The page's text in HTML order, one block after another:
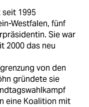
1995
Westfalen, fünf
Sie war
2000 das neu
von den
gründete sie
eine Koalition mit